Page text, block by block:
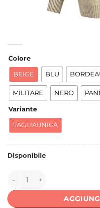
Colore
BEIGE BLU
MILITARE NERO
Variante
TAGLIAUNICA
Disponibile
151187 quantità